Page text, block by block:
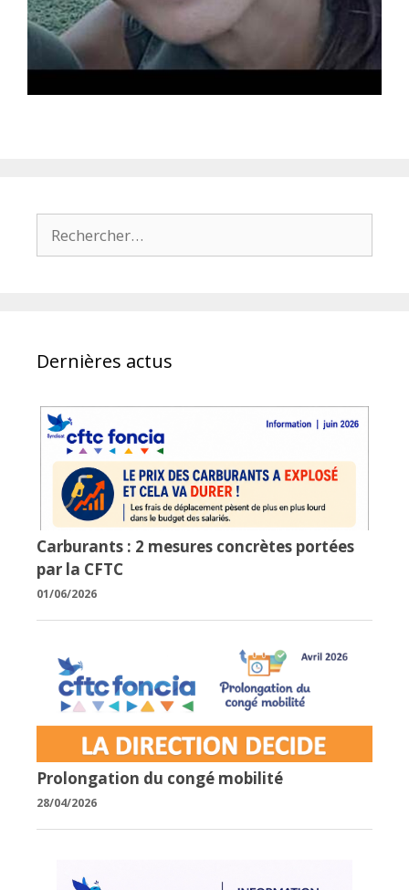
Dernières actus
Carburants : 2 mesures concrètes portées
par la CFTC
01/06/2026
Prolongation du congé mobilité
28/04/2026